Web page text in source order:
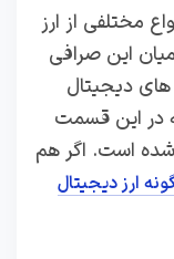
مختلفی از ارز
این صرافی
های دیجیتال
در این قسمت
شده است. اگر هم
ارز دیجیتال